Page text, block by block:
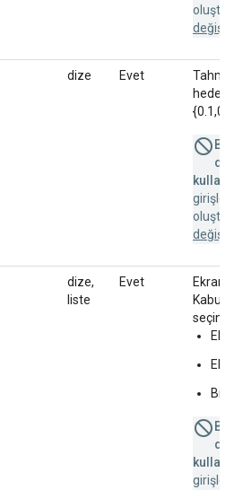
dize Evet
girişler,
dize,
liste
Evet
Kabul
seçin:
girişler,